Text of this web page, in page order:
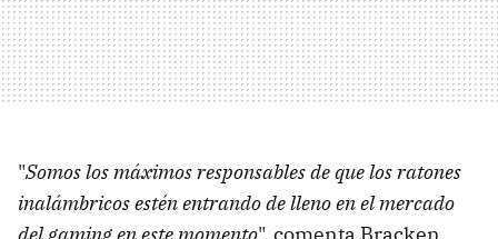
"Somos los máximos responsables de que los ratones
inalámbricos estén entrando de lleno en el mercado